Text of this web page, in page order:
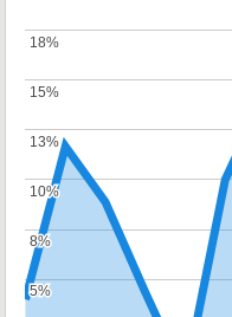
5%
5%
8%
8%
10%
10%
13%
13%
15%
15%
18%
18%